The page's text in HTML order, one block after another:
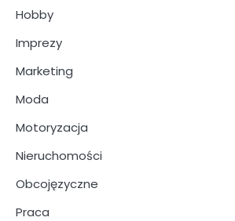
Hobby
Imprezy
Marketing
Moda
Motoryzacja
Nieruchomości
Obcojęzyczne
Praca